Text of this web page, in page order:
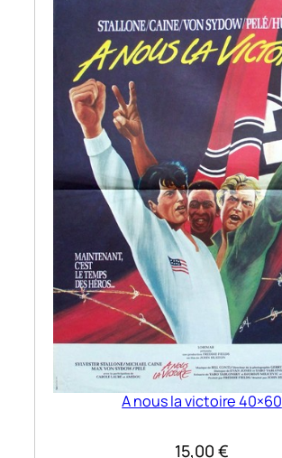
A nous la victoire 40×60
15,00 €